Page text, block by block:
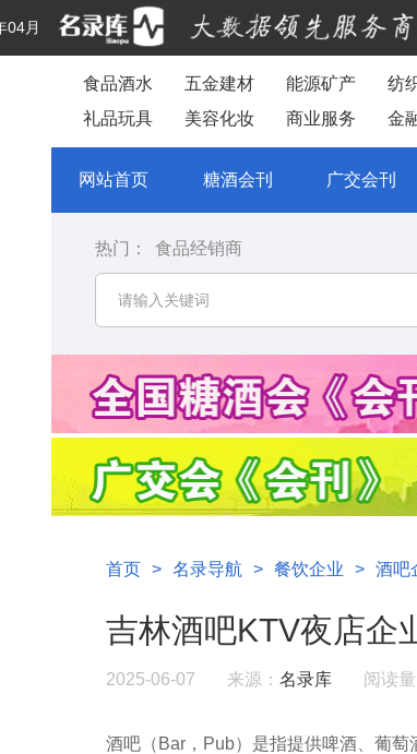
04月
食品酒水 五金建材 能源矿产 纺
礼品玩具
美容化妆 商业服务 金
网站首页 糖酒会刊 广交会刊
热门： 食品经销商
首页 > 名录导航 > 餐饮企业 > 酒吧
吉林酒吧KTV夜店企
2025-06-07 来源： 名录库 阅读量
酒吧（Bar，Pub）是指提供啤酒、葡